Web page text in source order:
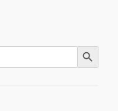
Search Button